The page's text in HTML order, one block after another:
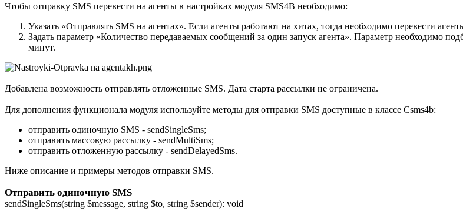
Чтобы отправку SMS перевести на агенты в настройках модуля SMS4B необходимо:
Указать «Отправлять SMS на агентах». Если агенты работают на хитах, тогда необходимо перевести
Задать параметр «Количество передаваемых сообщений за один запуск агента». Параметр необходимо
минут.
Добавлена возможность отправлять отложенные SMS. Дата старта рассылки не ограничена.
Для дополнения функционала модуля используйте методы для отправки SMS доступные в классе Csms4b:
отправить одиночную SMS - sendSingleSms;
отправить массовую рассылку - sendMultiSms;
отправить отложенную рассылку - sendDelayedSms.
Ниже описание и примеры методов отправки SMS.
Отправить одиночную SMS
sendSingleSms(string $message, string $to, string $sender): void